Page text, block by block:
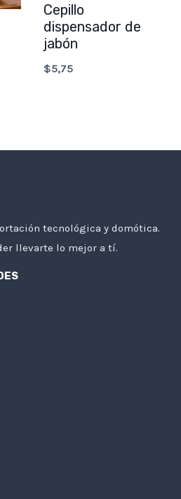
Cepillo
dispensador de
jabón
$5,75
tecnológica y domótica.
llevarte lo mejor a tí.